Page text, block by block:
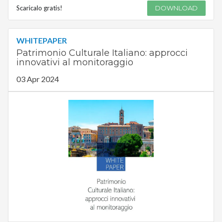
Scaricalo gratis! DOWNLOAD
WHITEPAPER
Patrimonio Culturale Italiano: approcci
innovativi al monitoraggio
03 Apr 2024